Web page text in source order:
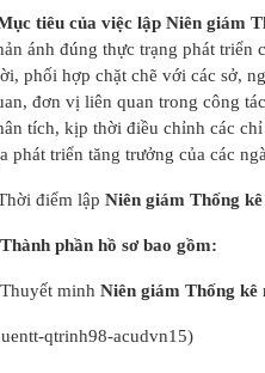
tiêu của việc lập Niên giám
ánh đúng thực trạng phát
phối hợp chặt chẽ với các sở,
đơn vị liên quan trong công
tích, kịp thời điều chỉnh các
phát triển tăng trưởng của các
điểm lập Niên giám Thống
phần hồ sơ bao gồm:
minh Niên giám Thống
qtrinh98-acudvn15)
xây
Kim
dựng vùng
Giàng đến n...
Quy hoạch
đô thị Bình